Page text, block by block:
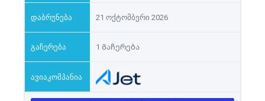
21 ოქტომბერი 2026
1 Გაჩერება